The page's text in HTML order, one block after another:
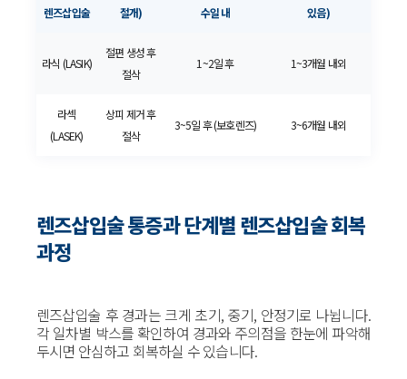
렌즈삽입술
절개)
수일 내
있음)
라식 (LASIK)
절편 생성 후
절삭
1~2일 후 1~3개월 내외
라섹
(LASEK)
상피 제거 후
절삭
3~5일 후 (보호렌즈) 3~6개월 내외
렌즈삽입술 통증과 단계별 렌즈삽입술 회복
과정
렌즈삽입술 후 경과는 크게 초기, 중기, 안정기로 나뉩니다.
각 일차별 박스를 확인하여 경과와 주의점을 한눈에 파악해
두시면 안심하고 회복하실 수 있습니다.